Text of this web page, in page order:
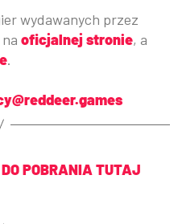
wydawanych przez
oficjalnej stronie, a
.
POBRANIA TUTAJ